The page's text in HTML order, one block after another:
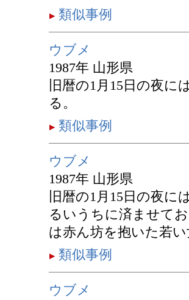
類似事例
ウブメ
1987年 山形県
旧暦の1月15日の夜
る。
類似事例
ウブメ
1987年 山形県
旧暦の1月15日の夜
るいうちに済ませて
は赤ん坊を抱いた若
類似事例
ウブメ